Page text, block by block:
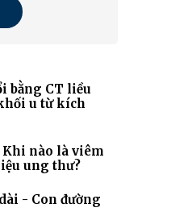
bằng CT liều
u từ kích
Khi nào là viêm
ung thư?
- Con đường